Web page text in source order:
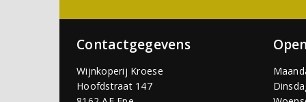
Contactgegevens
Wijnkoperij Kroese
Hoofdstraat 147